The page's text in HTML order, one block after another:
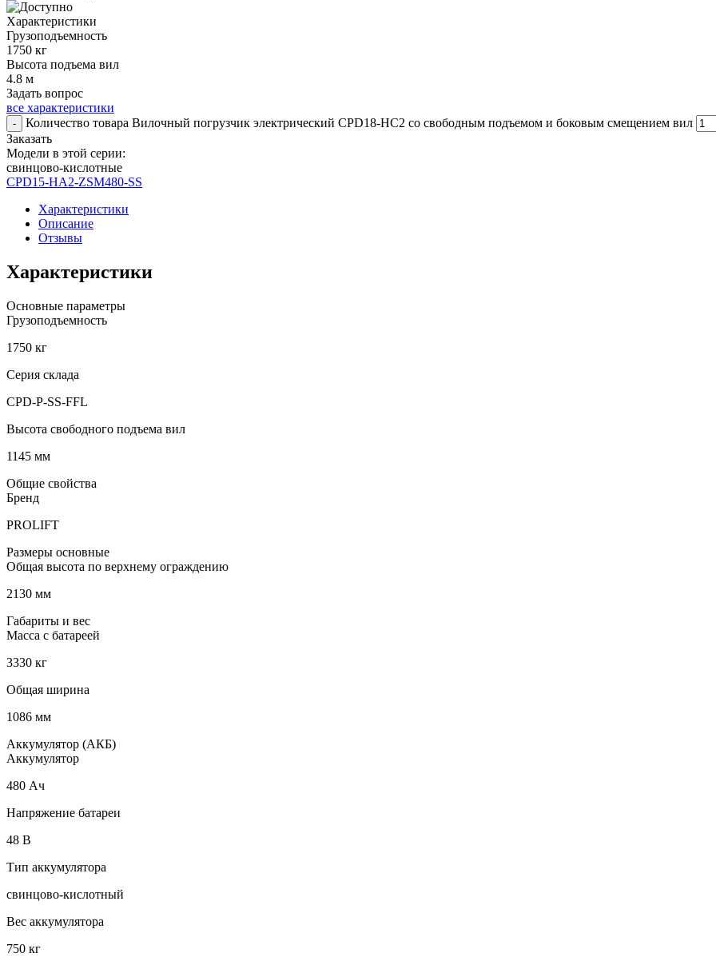
Характеристики
Грузоподъемность
1750 кг
Высота подъема вил
4.8 м
Задать вопрос
все характеристики
-
Количество товара Вилочный погрузчик электрический CPD18-HC2 со свободным подъемом и боковым смещением вил
Заказать
Модели в этой серии:
свинцово-кислотные
CPD15-HA2-ZSM480-SS
Характеристики
Описание
Отзывы
Характеристики
Основные параметры
Грузоподъемность
1750 кг
Серия склада
CPD-P-SS-FFL
Высота свободного подъема вил
1145 мм
Общие свойства
Бренд
PROLIFT
Размеры основные
Общая высота по верхнему ограждению
2130 мм
Габариты и вес
Масса с батареей
3330 кг
Общая ширина
1086 мм
Аккумулятор (АКБ)
Аккумулятор
480 Ач
Напряжение батареи
48 B
Тип аккумулятора
свинцово-кислотный
Вес аккумулятора
750 кг